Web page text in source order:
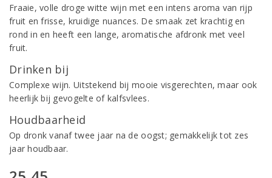
Fraaie, volle droge witte wijn met een intens aroma van rijp
fruit en frisse, kruidige nuances. De smaak zet krachtig en
rond in en heeft een lange, aromatische afdronk met veel
fruit.
Drinken bij
Complexe wijn. Uitstekend bij mooie visgerechten, maar ook
heerlijk bij gevogelte of kalfsvlees.
Houdbaarheid
Op dronk vanaf twee jaar na de oogst; gemakkelijk tot zes
jaar houdbaar.